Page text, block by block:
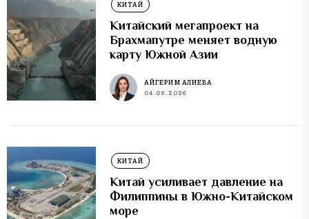
КИТАЙ
Китайский мегапроект на
Брахмапутре меняет водную
карту Южной Азии
АЙГЕРИМ АЛИЕВА
04.08.2026
КИТАЙ
Китай усиливает давление на
Филиппины в Южно-Китайском
море